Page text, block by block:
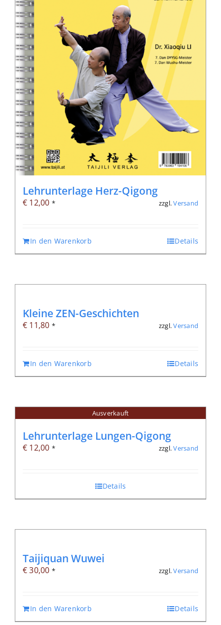
Lehrunterlage Herz-Qigong
€ 12,00 * zzgl.Versand
In den Warenkorb Details
Kleine ZEN-Geschichten
€ 11,80 * zzgl.Versand
In den Warenkorb Details
Ausverkauft
Lehrunterlage Lungen-Qigong
€ 12,00 * zzgl.Versand
Details
Taijiquan Wuwei
€30,00 * zzgl.Versand
In den Warenkorb Details